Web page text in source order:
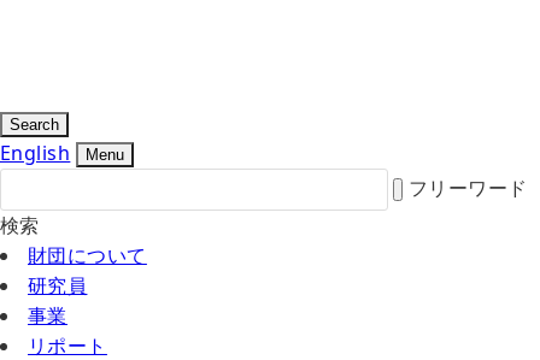
Search
English Menu
フリーワード
検索
財団について
研究員
事業
リポート